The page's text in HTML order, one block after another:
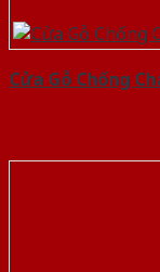
Cửa Gỗ Chống